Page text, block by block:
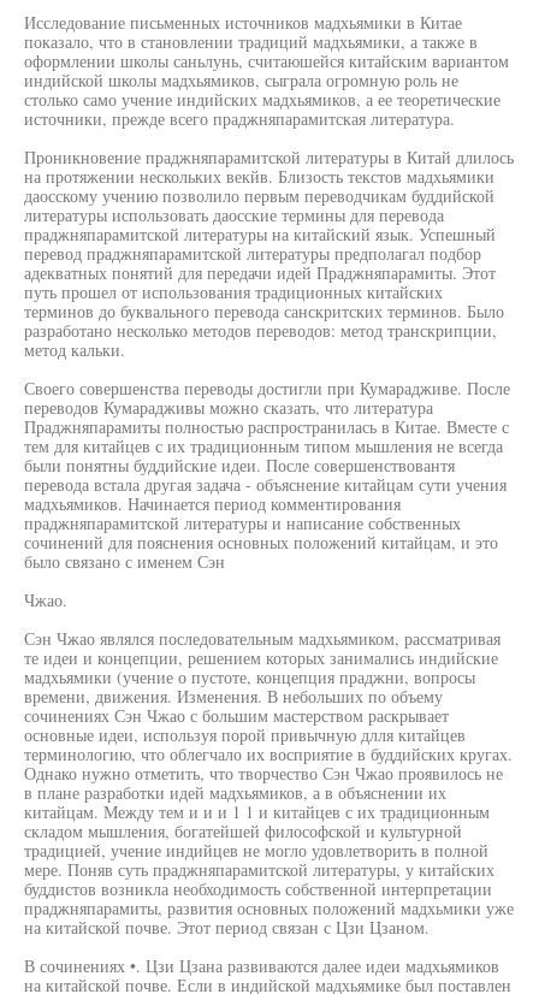
Исследование письменных источников мадхьямики в Китае
показало, что в становлении традиций мадхьямики, а также в
оформлении школы саньлунь, считаюшейся китайским вариантом
индийской школы мадхьямиков, сыграла огромную роль не
столько само учение индийских мадхьямиков, а ее теоретические
источники, прежде всего праджняпарамитская литература.
Проникновение праджняпарамитской литературы в Китай длилось
на протяжении нескольких векйв. Близость текстов мадхьямики
даосскому учению позволило первым переводчикам буддийской
литературы использовать даосские термины для перевода
праджняпарамитской литературы на китайский язык. Успешный
перевод праджняпарамитской литературы предполагал подбор
адекватных понятий для передачи идей Праджняпарамиты. Этот
путь прошел от использования традиционных китайских
терминов до буквального перевода санскритских терминов. Было
разработано несколько методов переводов: метод транскрипции,
метод кальки.
Своего совершенства переводы достигли при Кумарадживе. После
переводов Кумарадживы можно сказать, что литература
Праджняпарамиты полностью распространилась в Китае. Вместе с
тем для китайцев с их традиционным типом мышления не всегда
были понятны буддийские идеи. После совершенствовантя
перевода встала другая задача - объяснение китайцам сути учения
мадхьямиков. Начинается период комментирования
праджняпарамитской литературы и написание собственных
сочинений для пояснения основных положений китайцам, и это
было связано с именем Сэн
Чжао.
Сэн Чжао являлся последовательным мадхьямиком, рассматривая
те идеи и концепции, решением которых занимались индийские
мадхьямики (учение о пустоте, концепция праджни, вопросы
времени, движения. Изменения. В небольших по объему
сочинениях Сэн Чжао с большим мастерством раскрывает
основные идеи, используя порой привычную длля китайцев
терминологию, что облегчало их восприятие в буддийских кругах.
Однако нужно отметить, что творчество Сэн Чжао проявилось не
в плане разработки идей мадхьямиков, а в объяснении их
китайцам. Между тем и и и 1 1 и китайцев с их традиционным
складом мышления, богатейшей философской и культурной
традицией, учение индийцев не могло удовлетворить в полной
мере. Поняв суть праджняпарамитской литературы, у китайских
буддистов возникла необходимость собственной интерпретации
праджняпарамиты, развития основных положений мадхьмики уже
на китайской почве. Этот период связан с Цзи Цзаном.
В сочинениях •. Цзи Цзана развиваются далее идеи мадхьямиков
на китайской почве. Если в индийской мадхьямике был поставлен